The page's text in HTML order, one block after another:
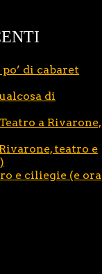
po’ di cabaret
di
Teatro a Rivarone,
Rivarone, teatro e
e ciliegie (e ora